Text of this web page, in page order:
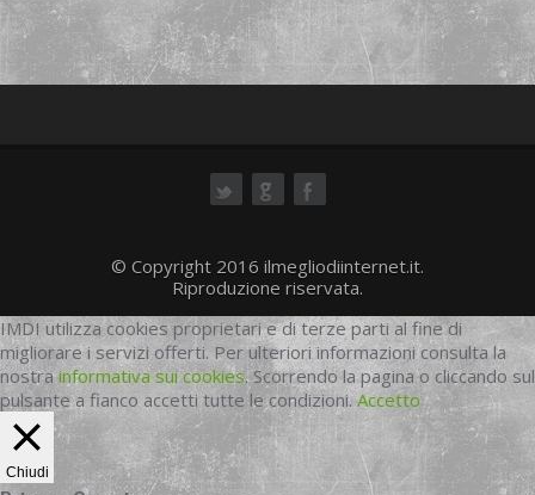
© Copyright 2016 ilmegliodiinternet.it.
Riproduzione riservata.
IMDI utilizza cookies proprietari e di terze parti al fine di
migliorare i servizi offerti. Per ulteriori informazioni consulta la
nostrainformativa sui cookies. Scorrendo la pagina o cliccando sul
pulsante a fianco accetti tutte le condizioni.Accetto
Chiudi